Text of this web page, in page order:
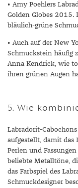
• Amy Poehlers
Golden Globes 2015.
bläulich-grüne
• Auch auf der New
Schmuckstein häufig
Anna Kendrick, wie
ihren grünen Augen
5. Wie
Labradorit-
aufgestellt, damit
Perlen und
beliebte Metalltöne,
das Farbspiel des
Schmuckdesigner